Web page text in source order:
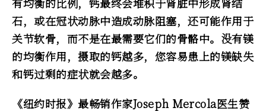
石，或在冠状动脉中造成动脉阻塞，还可能作用于
关节软骨，而不是在最需要它们的骨骼中。没有镁
的均衡作用，摄取的钙越多，您容易患上的镁缺失
和钙过剩的症状就会越多。
《纽约时报》最畅销作家Joseph Mercola医生赞